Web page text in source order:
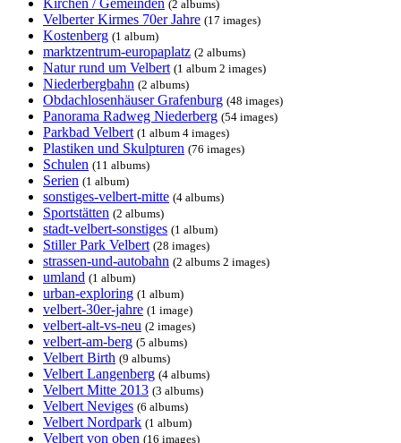
(2 albums)
Velberter Kirmes 70er Jahre (17 images)
Kostenberg (1 album)
marktzentrum-europaplatz (2 albums)
Natur rund um Velbert (1 album 2 images)
Niederbergbahn (2 albums)
Obdachlosenhäuser Grafenburg (48 images)
Panorama Radweg Niederberg (54 images)
Parkbad Velbert (1 album 4 images)
Plastiken und Skulpturen (76 images)
Schulen (11 albums)
Serien (1 album)
sonstiges-velbert-mitte (4 albums)
Sportstätten (2 albums)
stadt-velbert-sonstiges (1 album)
Stiller Park Velbert (28 images)
strassen-und-autobahn (2 albums 2 images)
umland (1 album)
urban-exploring (1 album)
velbert-30er-jahre (1 image)
velbert-alt-vs-neu (2 images)
velbert-am-berg (5 albums)
Velbert Birth (9 albums)
Velbert Langenberg (4 albums)
Velbert Mitte 2013 (3 albums)
Velbert Neviges (6 albums)
Velbert Nordpark (1 album)
Velbert von oben (16 images)